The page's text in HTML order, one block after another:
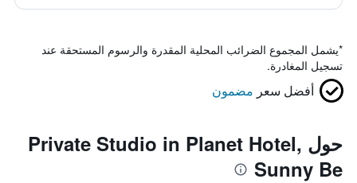
*يشمل المجموع الضرائب المحلية المقدرة والرسوم المستحقة عند
تسجيل المغادرة.
أفضل سعر مضمون
حول Private Studio in Planet Hotel,
Sunny Be